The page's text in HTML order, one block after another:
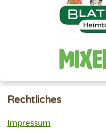
Rechtliches
Impressum